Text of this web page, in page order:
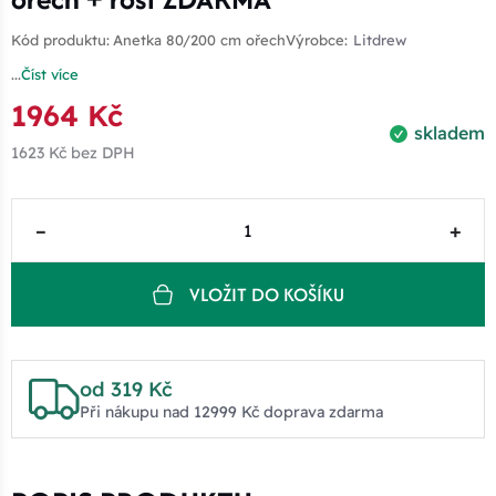
Kód produktu: Anetka 80/200 cm ořechVýrobce: Litdrew
...Číst více
skladem
1964 Kč
1623 Kč bez DPH
– +
VLOŽIT DO KOŠÍKU
od 319 Kč
Při nákupu nad 12999 Kč doprava zdarma